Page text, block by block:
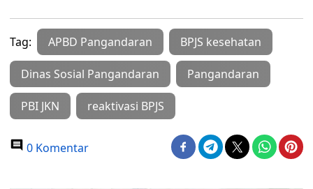
Tag: APBD Pangandaran BPJS kesehatan
Dinas Sosial Pangandaran Pangandaran
PBI JKN reaktivasi BPJS
0 Komentar